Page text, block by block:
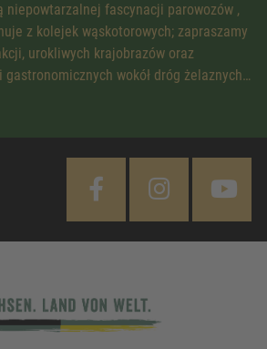
niepowtarzalnej fascynacji parowozów ,
z kolejek wąskotorowych; zapraszamy
urokliwych krajobrazów oraz
wokół dróg żelaznych…